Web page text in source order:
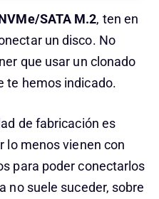
SATA M.2, ten en
un disco. No
que usar un clonado
te hemos indicado.
de fabricación es
lo menos vienen con
para poder conectarlos
no suele suceder, sobre